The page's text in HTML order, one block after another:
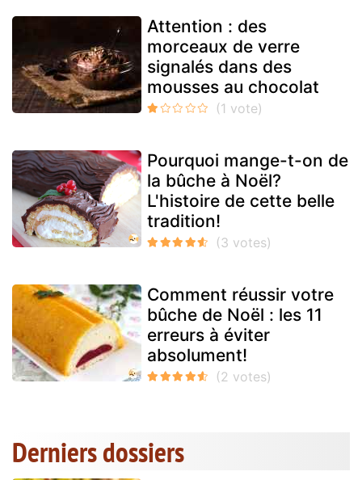
Attention : des
morceaux de verre
signalés dans des
mousses au chocolat
Pourquoi mange-t-on de
la bûche à Noël?
L'histoire de cette belle
tradition!
Comment réussir votre
bûche de Noël : les 11
erreurs à éviter
absolument!
Derniers dossiers